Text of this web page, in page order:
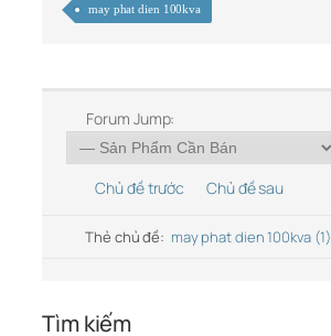
may phat dien 100kva
Forum Jump:
Chủ đề trước Chủ đề sau
Thẻ chủ đề: may phat dien 100kva (1)
Tìm kiếm